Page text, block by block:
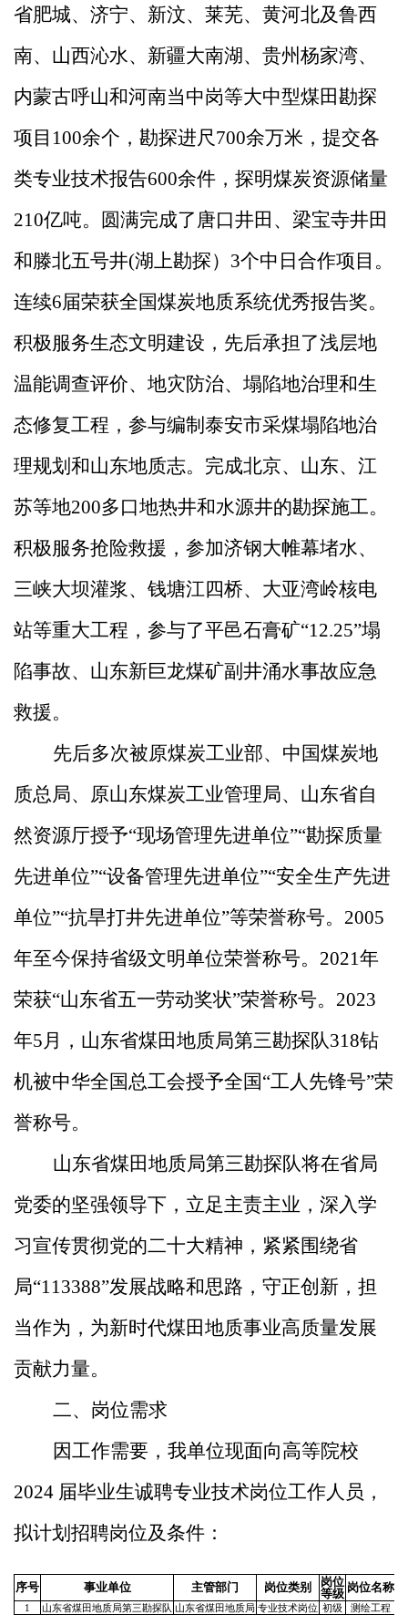
省肥城、济宁、新汶、莱芜、黄河北及鲁西
南、山西沁水、新疆大南湖、贵州杨家湾、
内蒙古呼山和河南当中岗等大中型煤田勘探
项目 100余个，勘探进尺700余万米，提交各
类专业技术报告600余件，探明煤炭资源储量
210亿吨。圆满完成了唐口井田、梁宝寺井田
和滕北五号井(湖上勘探）3个中日合作项目。
连续6届荣获全国煤炭地质系统优秀报告奖。
积极服务生态文明建设，先后承担了浅层地
温能调查评价、地灾防治、塌陷地治理和生
态修复工程，参与编制泰安市采煤塌陷地治
理规划和山东地质志。完成北京、山东、江
苏等地200多口地热井和水源井的勘探施工。
积极服务抢险救援，参加济钢大帷幕堵水、
三峡大坝灌浆、钱塘江四桥、大亚湾岭核电
站等重大工程，参与了平邑石膏矿“12.25”塌
陷事故、山东新巨龙煤矿副井涌水事故应急
救援。
先后多次被原煤炭工业部、中国煤炭地
质总局、原山东煤炭工业管理局、山东省自
然资源厅授予“现场管理先进单位”“勘探质量
先进单位”“设备管理先进单位”“安全生产先进
单位”“抗旱打井先进单位”等荣誉称号。2005
年至今保持省级文明单位荣誉称号。2021年
荣获“山东省五一劳动奖状”荣誉称号。2023
年5月，山东省煤田地质局第三勘探队318钻
机被中华全国总工会授予全国“工人先锋号”荣
誉称号。
山东省煤田地质局第三勘探队将在省局
党委的坚强领导下，立足主责主业，深入学
习宣传贯彻党的二十大精神，紧紧围绕省
局“113388”发展战略和思路，守正创新，担
当作为，为新时代煤田地质事业高质量发展
贡献力量。
二、岗位需求
因工作需要，我单位现面向高等院校
2024 届毕业生诚聘专业技术岗位工作人员，
拟计划招聘岗位及条件：
序号 事业单位 主管部门 岗位类别
岗位
等级 岗位名称
1 山东省煤田地质局第三勘探队 山东省煤田地质局 专业技术岗位 初级
测绘工程